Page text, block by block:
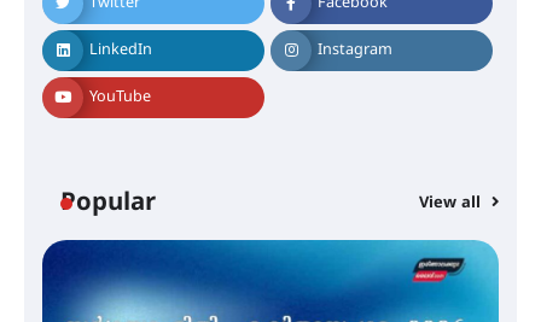
Twitter Facebook
LinkedIn Instagram
YouTube
Popular View all
ഇടത്തരം മഴയ്ക്കും കാറ്റിനും
സാധ്യത ഇരിങ്ങാലക്കുടയിൽ 4.4
മില്ലി മീറ്റർ മഴ ലഭിച്ചു
നേട്ടം പ്രതിസന്ധികളോട് പൊരുതി
മെഡിക്കൽ ക്യാമ്പ്